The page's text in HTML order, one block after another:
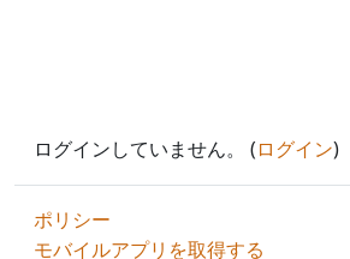
ログインしていません。 (ログイン)
ポリシー
モバイルアプリを取得する